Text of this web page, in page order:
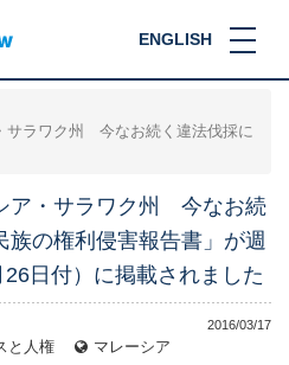
ENGLISH
サラワク州 今なお続く違法伐採に
ア・サラワク州 今なお続
族の権利侵害報告書」が週
日付）に掲載されました
2016/03/17
と人権 マレーシア